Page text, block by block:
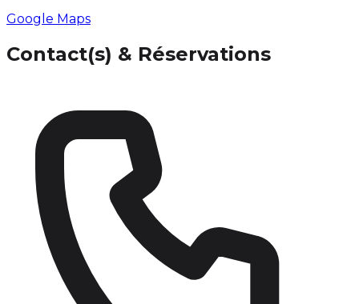
Google Maps
Contact(s) & Réservations